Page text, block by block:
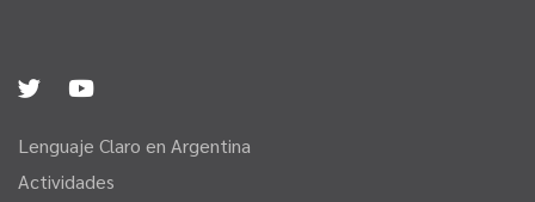
Lenguaje Claro en Argentina
Actividades